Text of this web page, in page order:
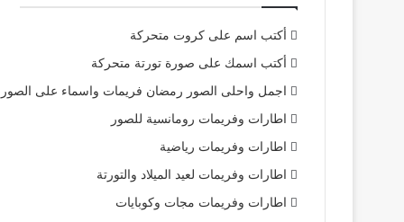
أكتب اسم على كروت متحركة
أكتب اسمك على صورة تورتة متحركة
اجمل واحلى الصور رمضان فريمات واسماء على الصور
اطارات وفريمات رومانسية للصور
اطارات وفريمات رياضية
اطارات وفريمات لعيد الميلاد والتورتة
اطارات وفريمات مجات وكوبايات